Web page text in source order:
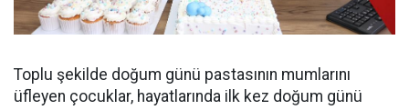
Toplu şekilde doğum günü pastasının mumlarını
üfleyen çocuklar, hayatlarında ilk kez doğum günü